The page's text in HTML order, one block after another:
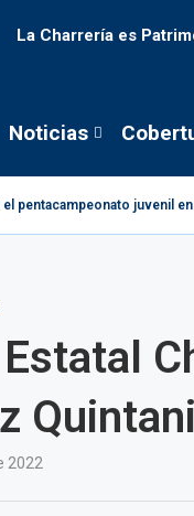
La Charrería es
Noticias
pentacampeonato juvenil
2022